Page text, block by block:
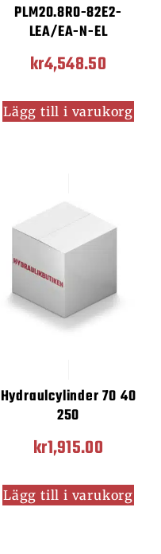
PLM20.8R0-82E2-
LEA/EA-N-EL
kr4,548.50
Lägg till i varukorg
Hydraulcylinder 70 40
250
kr1,915.00
Lägg till i varukorg